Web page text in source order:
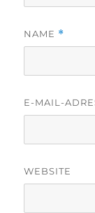
NAME *
E-MAIL-
WEBSITE